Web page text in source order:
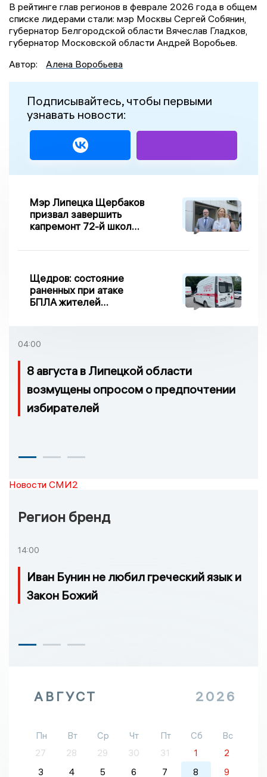
В рейтинге глав регионов в феврале 2026 года в общем
списке лидерами стали: мэр Москвы Сергей Собянин,
губернатор Белгородской области Вячеслав Гладков,
губернатор Московской области Андрей Воробьев.
Автор:
Алена Воробьева
Подписывайтесь, чтобы первыми
узнавать новости:
Мэр Липецка Щербаков
призвал завершить
капремонт 72-й школы
Щедров: состояние
раненных при атаке
БПЛА жителей
04:00
8 августа в Липецкой области
возмущены опросом о предпочтении
избирателей
Новости СМИ2
Регион бренд
14:00
Иван Бунин не любил греческий язык и
Закон Божий
АВГУСТ 2026
Пн Вт Ср Чт Пт Сб
Вс
27
28 29 30 31 1
2
3
4 5 6 7 8 9